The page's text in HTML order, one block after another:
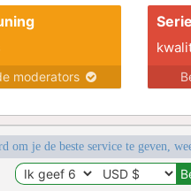
moderators
om je de beste service te geven,